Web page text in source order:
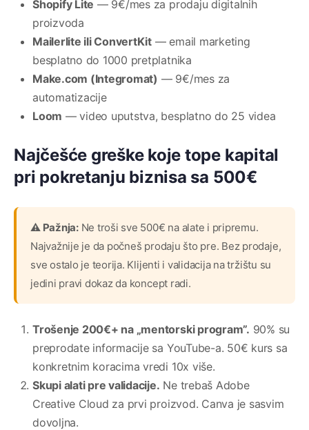
Shopify Lite — 9€/mes za prodaju digitalnih
proizvoda
Mailerlite ili ConvertKit — email marketing
besplatno do 1000 pretplatnika
Make.com (Integromat) — 9€/mes za
automatizacije
Loom — video uputstva, besplatno do 25 videa
Najčešće greške koje tope kapital
pri pokretanju biznisa sa 500€
⚠️ Pažnja:Ne troši sve 500€ na alate i pripremu.
Najvažnije je da počneš prodaju što pre. Bez prodaje,
sve ostalo je teorija. Klijenti i validacija na tržištu su
jedini pravi dokaz da koncept radi.
Trošenje 200€+ na „mentorski program”. 90% su
preprodate informacije sa YouTube-a. 50€ kurs sa
konkretnim koracima vredi 10x više.
Skupi alati pre validacije. Ne trebaš Adobe
Creative Cloud za prvi proizvod. Canva je sasvim
dovoljna.